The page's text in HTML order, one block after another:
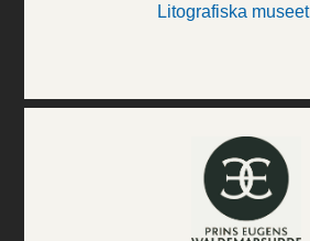
Litografiska museet